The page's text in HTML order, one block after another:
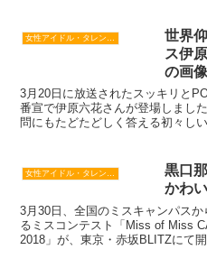
女性アイドル・タレント・歌手・女優
世界
ス伊
の画
3月20日に放送されたスッキリと
番宣で伊原六花さんが登場しまし
問にもたどたどしく答える初々し
黒口
かわ
3月30日、全国のミスキャンパスか
るミスコンテスト「Miss of Miss
2018」が、東京・赤坂BLITZにて